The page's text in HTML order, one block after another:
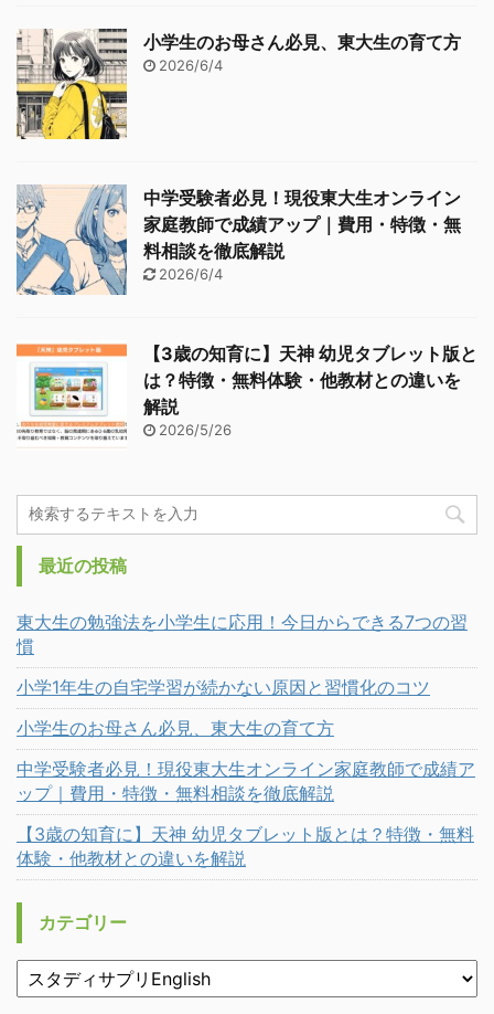
小学生のお母さん必見、東大生の育て方
2026/6/4
中学受験者必見！現役東大生オンライン
家庭教師で成績アップ｜費用・特徴・無
料相談を徹底解説
2026/6/4
【3歳の知育に】天神 幼児タブレット版と
は？特徴・無料体験・他教材との違いを
解説
2026/5/26
最近の投稿
東大生の勉強法を小学生に応用！今日からできる7つの習
慣
小学1年生の自宅学習が続かない原因と習慣化のコツ
小学生のお母さん必見、東大生の育て方
中学受験者必見！現役東大生オンライン家庭教師で成績ア
ップ｜費用・特徴・無料相談を徹底解説
【3歳の知育に】天神 幼児タブレット版とは？特徴・無料
体験・他教材との違いを解説
カテゴリー